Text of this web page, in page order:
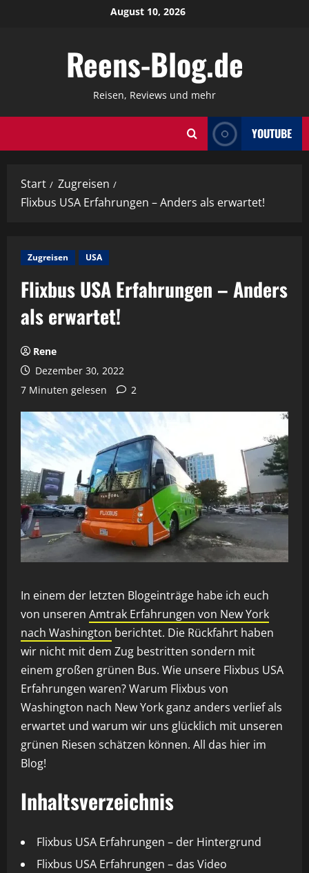
August 10, 2026
Reens-Blog.de
Reisen, Reviews und mehr
YOUTUBE
Start
Zugreisen
Flixbus USA Erfahrungen – Anders als erwartet!
Zugreisen USA
Flixbus USA Erfahrungen – Anders
als erwartet!
Rene
Dezember 30, 2022
7 Minuten gelesen
2
In einem der letzten Blogeinträge habe ich euch
von unseren Amtrak Erfahrungen von New York
nach Washington berichtet. Die Rückfahrt haben
wir nicht mit dem Zug bestritten sondern mit
einem großen grünen Bus. Wie unsere Flixbus USA
Erfahrungen waren? Warum Flixbus von
Washington nach New York ganz anders verlief als
erwartet und warum wir uns glücklich mit unseren
grünen Riesen schätzen können. All das hier im
Blog!
Inhaltsverzeichnis
Flixbus USA Erfahrungen – der Hintergrund
Flixbus USA Erfahrungen – das Video